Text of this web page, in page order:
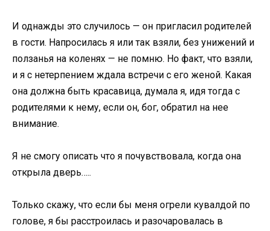
И однажды это случилось — он пригласил родителей
в гости. Напросилась я или так взяли, без унижений и
ползанья на коленях — не помню. Но факт, что взяли,
и я с нетерпением ждала встречи с его женой. Какая
она должна быть красавица, думала я, идя тогда с
родителями к нему, если он, бог, обратил на нее
внимание.
Я не смогу описать что я почувствовала, когда она
открыла дверь…..
Только скажу, что если бы меня огрели кувалдой по
голове, я бы расстроилась и разочаровалась в